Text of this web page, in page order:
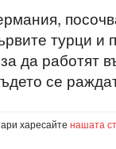
турци и
да работят
се
харесайте нашата